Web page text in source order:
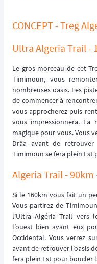
CONCEPT - Treg
Ultra Algeria Trail -
Le gros morceau de cet
Timimoun, vous
nombreuses oasis. Les
de commencer à
vous approcherez puis
vous impressionnera.
magique pour vous. Vous
Drâa avant de
Timimoun se fera plein Est
Algeria Trail - 90km
Si le 160km vous fait un
Vous partirez de
l’Ultra Algéria Trail vers
l’ouest bien avant eux
Occidental. Vous verrez
avant de retrouver l’oasis
fera plein Est pour boucler